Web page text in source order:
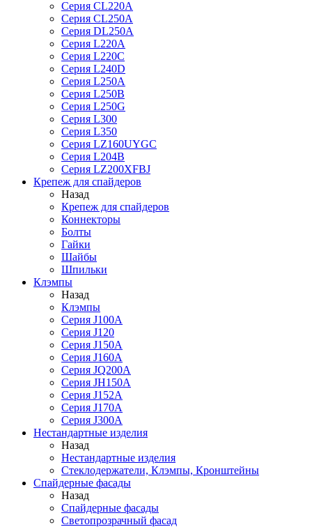
Серия CL220A
Серия CL250A
Серия DL250A
Серия L220A
Серия L220C
Серия L240D
Серия L250A
Серия L250B
Серия L250G
Серия L300
Серия L350
Серия LZ160UYGC
Серия L204B
Серия LZ200XFBJ
Крепеж для спайдеров
Назад
Крепеж для спайдеров
Коннекторы
Болты
Гайки
Шайбы
Шпильки
Клэмпы
Назад
Клэмпы
Серия J100A
Серия J120
Серия J150A
Серия J160A
Серия JQ200A
Серия JH150A
Серия J152A
Серия J170A
Серия J300A
Нестандартные изделия
Назад
Нестандартные изделия
Стеклодержатели, Клэмпы, Кронштейны
Спайдерные фасады
Назад
Спайдерные фасады
Светопрозрачный фасад